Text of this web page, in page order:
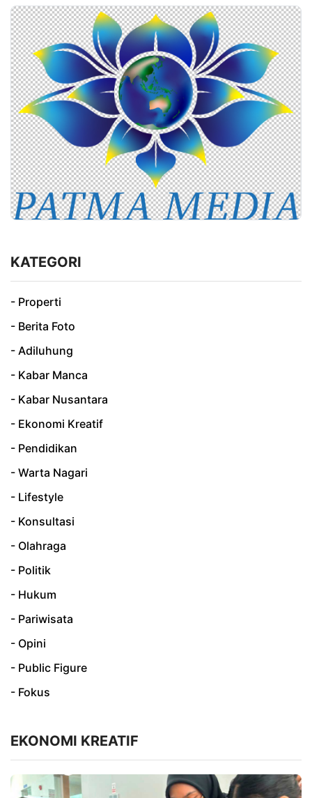
KATEGORI
- Properti
- Berita Foto
- Adiluhung
- Kabar Manca
- Kabar Nusantara
- Ekonomi Kreatif
- Pendidikan
- Warta Nagari
- Lifestyle
- Konsultasi
- Olahraga
- Politik
- Hukum
- Pariwisata
- Opini
- Public Figure
- Fokus
EKONOMI KREATIF